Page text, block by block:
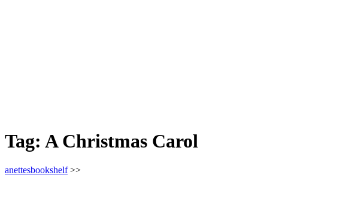
Tag: A Christmas Carol
anettesbookshelf>>